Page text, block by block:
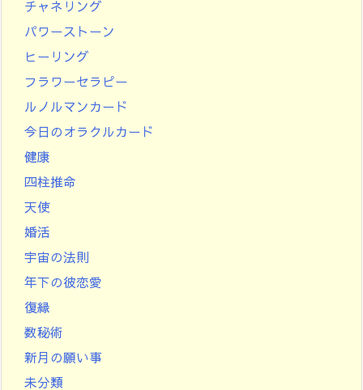
チャネリング
パワーストーン
ヒーリング
フラワーセラピー
ルノルマンカード
今日のオラクルカード
健康
四柱推命
天使
婚活
宇宙の法則
年下の彼恋愛
復縁
数秘術
新月の願い事
未分類